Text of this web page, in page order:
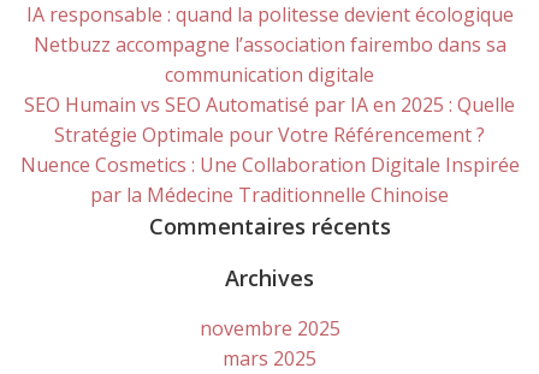
IA responsable : quand la politesse devient écologique
Netbuzz accompagne l’association fairembo dans sa
communication digitale
SEO Humain vs SEO Automatisé par IA en 2025 : Quelle
Stratégie Optimale pour Votre Référencement ?
Nuence Cosmetics : Une Collaboration Digitale Inspirée
par la Médecine Traditionnelle Chinoise
Commentaires récents
Archives
novembre 2025
mars 2025